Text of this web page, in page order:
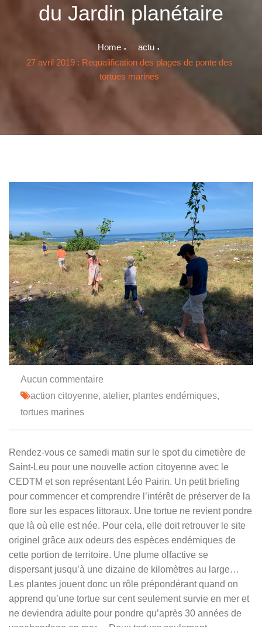
du Jardin planétaire
Home
actu
27 avril 2019 : Requalification des plages de ponte des
tortues marines
Aucun commentaire
action citoyenne, atelier, plantes endémiques,
tortues marines
Rendez-vous ce samedi matin sur le spot du cimetière de
Saint-Leu pour une nouvelle action citoyenne avec le
CEDTM et son représentant Léo Pairin. Un petit briefing
pour commencer et comprendre l’intérêt de préserver de la
flore sur les espaces littoraux. Une tortue ne revient pondre
que là où elle est née. Pour cela, elle doit retrouver le site
originel grâce aux odeurs des espèces endémiques de
cette portion de territoire. Une plume olfactive se
dispersant jusqu’à une dizaine de kilomètres au large…
Les plantes jouent donc un rôle prépondérant quand on
apprend qu’une tortue sur cent seulement survie en mer et
ne deviendra adulte pour pondre qu’après 30 années de